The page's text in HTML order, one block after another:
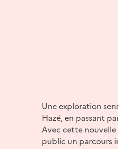
Une exploration
Hazé, en passant
Avec cette
public un parcours